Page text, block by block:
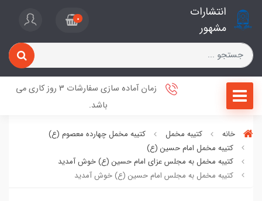
انتشارات
مشهور
0
زمان آماده سازی سفارشات 3 روز کاری می
باشد.
خانه کتیبه مخمل
کتیبه مخمل چهارده معصوم (ع)
کتیبه مخمل امام حسین (ع)
کتیبه مخمل به مجلس عزای امام حسین (ع) خوش آمدید
کتیبه مخمل به مجلس امام حسین (ع) خوش آمدید